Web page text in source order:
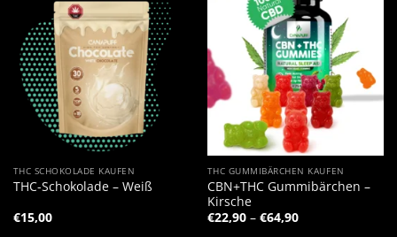
THC SCHOKOLADE KAUFEN
THC-Schokolade – Weiß
€15,00
THC GUMMIBÄRCHEN KAUFEN
CBN+THC Gummibärchen –
Kirsche
€22,90 – €64,90Preisspanne:
€22,90